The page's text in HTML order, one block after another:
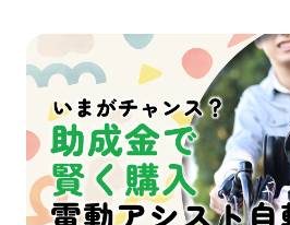
マネー
お出かけ・トレンド
その他